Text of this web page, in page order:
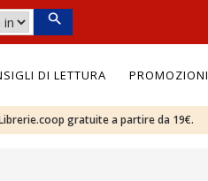
DI LETTURA PROMOZIONI
gratuite a partire da 19€.